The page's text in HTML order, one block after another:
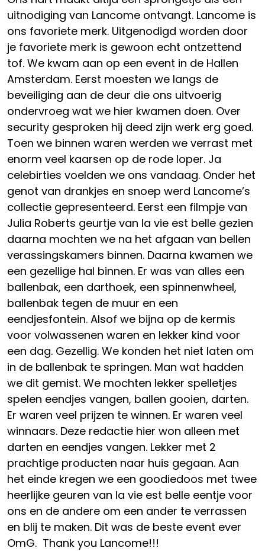
uitnodiging van Lancome ontvangt. Lancome is
ons favoriete merk. Uitgenodigd worden door
je favoriete merk is gewoon echt ontzettend
tof. We kwam aan op een event in de Hallen
Amsterdam. Eerst moesten we langs de
beveiliging aan de deur die ons uitvoerig
ondervroeg wat we hier kwamen doen. Over
security gesproken hij deed zijn werk erg goed.
Toen we binnen waren werden we verrast met
enorm veel kaarsen op de rode loper. Ja
celebirties voelden we ons vandaag. Onder het
genot van drankjes en snoep werd Lancome’s
collectie gepresenteerd. Eerst een filmpje van
Julia Roberts geurtje van la vie est belle gezien
daarna mochten we na het afgaan van bellen
verassingskamers binnen. Daarna kwamen we
een gezellige hal binnen. Er was van alles een
ballenbak, een darthoek, een spinnenwheel,
ballenbak tegen de muur en een
eendjesfontein. Alsof we bijna op de kermis
voor volwassenen waren en lekker kind voor
een dag. Gezellig. We konden het niet laten om
in de ballenbak te springen. Man wat hadden
we dit gemist. We mochten lekker spelletjes
spelen eendjes vangen, ballen gooien, darten.
Er waren veel prijzen te winnen. Er waren veel
winnaars. Deze redactie hier won alleen met
darten en eendjes vangen. Lekker met 2
prachtige producten naar huis gegaan. Aan
het einde kregen we een goodiedoos met twee
heerlijke geuren van la vie est belle eentje voor
ons en de andere om een ander te verrassen
en blij te maken. Dit was de beste event ever
OmG. Thank you Lancome!!!